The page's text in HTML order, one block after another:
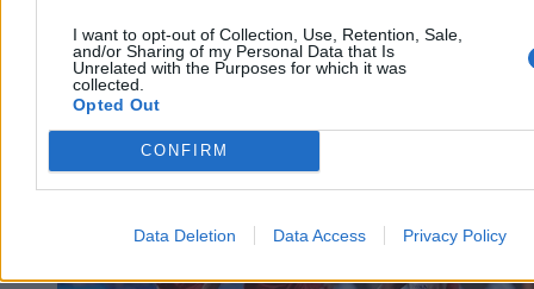
I want to opt-out of Collection, Use, Retention, Sale,
and/or Sharing of my Personal Data that Is
Unrelated with the Purposes for which it was
collected.
Opted Out
CONFIRM
Data Deletion Data Access Privacy Policy
Świat